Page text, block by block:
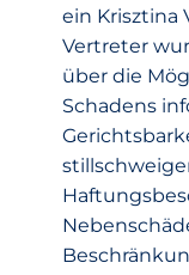
ein Krisztina
Vertreter
über die
Schadens